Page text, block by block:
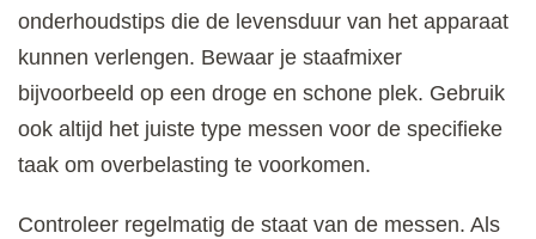
onderhoudstips die de levensduur van het apparaat
kunnen verlengen. Bewaar je staafmixer
bijvoorbeeld op een droge en schone plek. Gebruik
ook altijd het juiste type messen voor de specifieke
taak om overbelasting te voorkomen.
Controleer regelmatig de staat van de messen. Als